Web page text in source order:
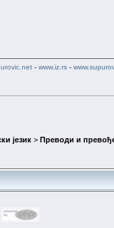
- www.iz.rs -
језик > Преводи и